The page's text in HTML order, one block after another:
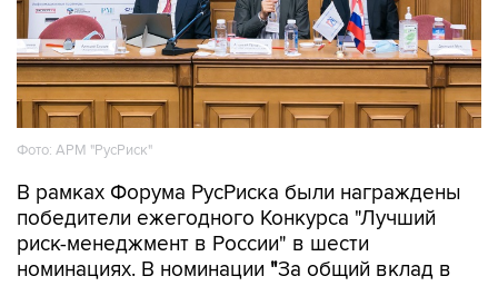
Фото: АРМ "РусРиск"
В рамках Форума РусРиска были награждены
победители ежегодного Конкурса "Лучший
риск-менеджмент в России" в шести
номинациях. В номинации "За общий вклад в